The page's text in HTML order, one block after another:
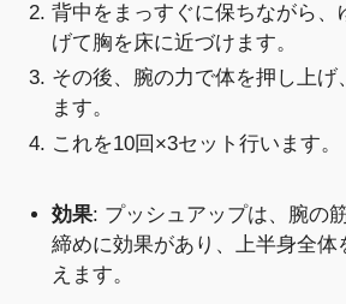
背中をまっすぐに保ちながら、
げて胸を床に近づけます。
その後、腕の力で体を押し上げ
ます。
これを10回×3セット行います。
効果: プッシュアップは、腕の
締めに効果があり、上半身全体
えます。